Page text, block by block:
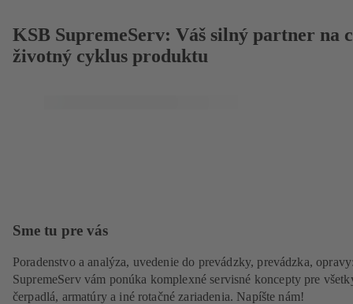
KSB SupremeServ: Váš silný partner na
životný cyklus produktu
Sme tu pre vás
Poradenstvo a analýza, uvedenie do prevádzky, prevádzka,
SupremeServ vám ponúka komplexné servisné koncepty pre
čerpadlá, armatúry a iné rotačné zariadenia. Napíšte nám!